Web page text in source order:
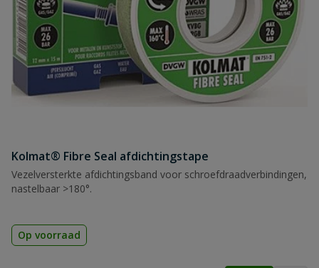
Kolmat® Fibre Seal afdichtingstape
Vezelversterkte afdichtingsband voor schroefdraadverbindingen,
nastelbaar >180°.
Op voorraad